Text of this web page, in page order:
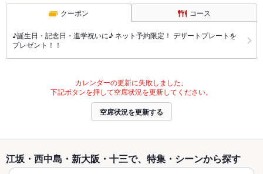
クーポン コース
♪誕生日・記念日・進学祝いに♪ ネット予約限定！ デザートプレートを
プレゼント！！
カレンダーの更新に失敗しました。
下記ボタンを押して空席状況を更新してください。
空席状況を更新する
江坂・西中島・新大阪・十三で、特集・シーンから探す